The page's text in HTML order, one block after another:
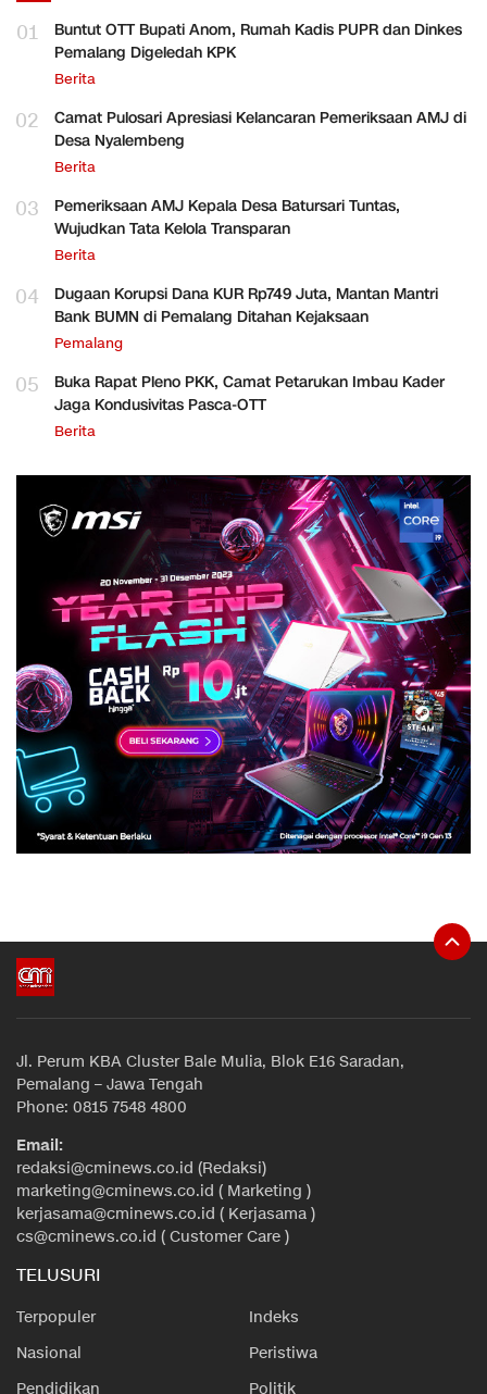
01
Buntut OTT Bupati Anom, Rumah Kadis PUPR dan Dinkes
Pemalang Digeledah KPK
Berita
02
Camat Pulosari Apresiasi Kelancaran Pemeriksaan AMJ di
Desa Nyalembeng
Berita
03
Pemeriksaan AMJ Kepala Desa Batursari Tuntas,
Wujudkan Tata Kelola Transparan
Berita
04
Dugaan Korupsi Dana KUR Rp749 Juta, Mantan Mantri
Bank BUMN di Pemalang Ditahan Kejaksaan
Pemalang
05
Buka Rapat Pleno PKK, Camat Petarukan Imbau Kader
Jaga Kondusivitas Pasca-OTT
Berita
Jl. Perum KBA Cluster Bale Mulia, Blok E16 Saradan,
Pemalang – Jawa Tengah
Phone: 0815 7548 4800
Email:
redaksi@cminews.co.id (Redaksi)
marketing@cminews.co.id ( Marketing )
kerjasama@cminews.co.id ( Kerjasama )
cs@cminews.co.id ( Customer Care )
TELUSURI
Terpopuler
Indeks
Nasional
Peristiwa
Pendidikan
Politik